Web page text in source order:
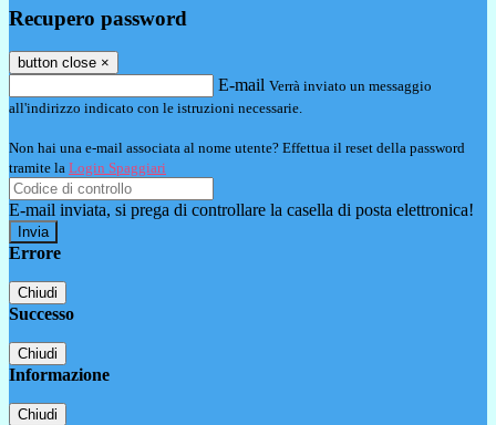
Recupero password
button close ×
E-mail Verrà inviato un messaggio
all'indirizzo indicato con le istruzioni necessarie.
Non hai una e-mail associata al nome utente? Effettua il reset della password
tramite la Login Spaggiari
E-mail inviata, si prega di controllare la casella di posta elettronica!
Errore
Chiudi
Successo
Chiudi
Informazione
Chiudi